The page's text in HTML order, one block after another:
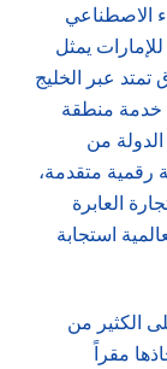
الاصطناعي
يمثل
تمتد عبر الخليج
خدمة منطقة
من
رقمية متقدمة،
العابرة
استجابة
الكثير من
مقراً